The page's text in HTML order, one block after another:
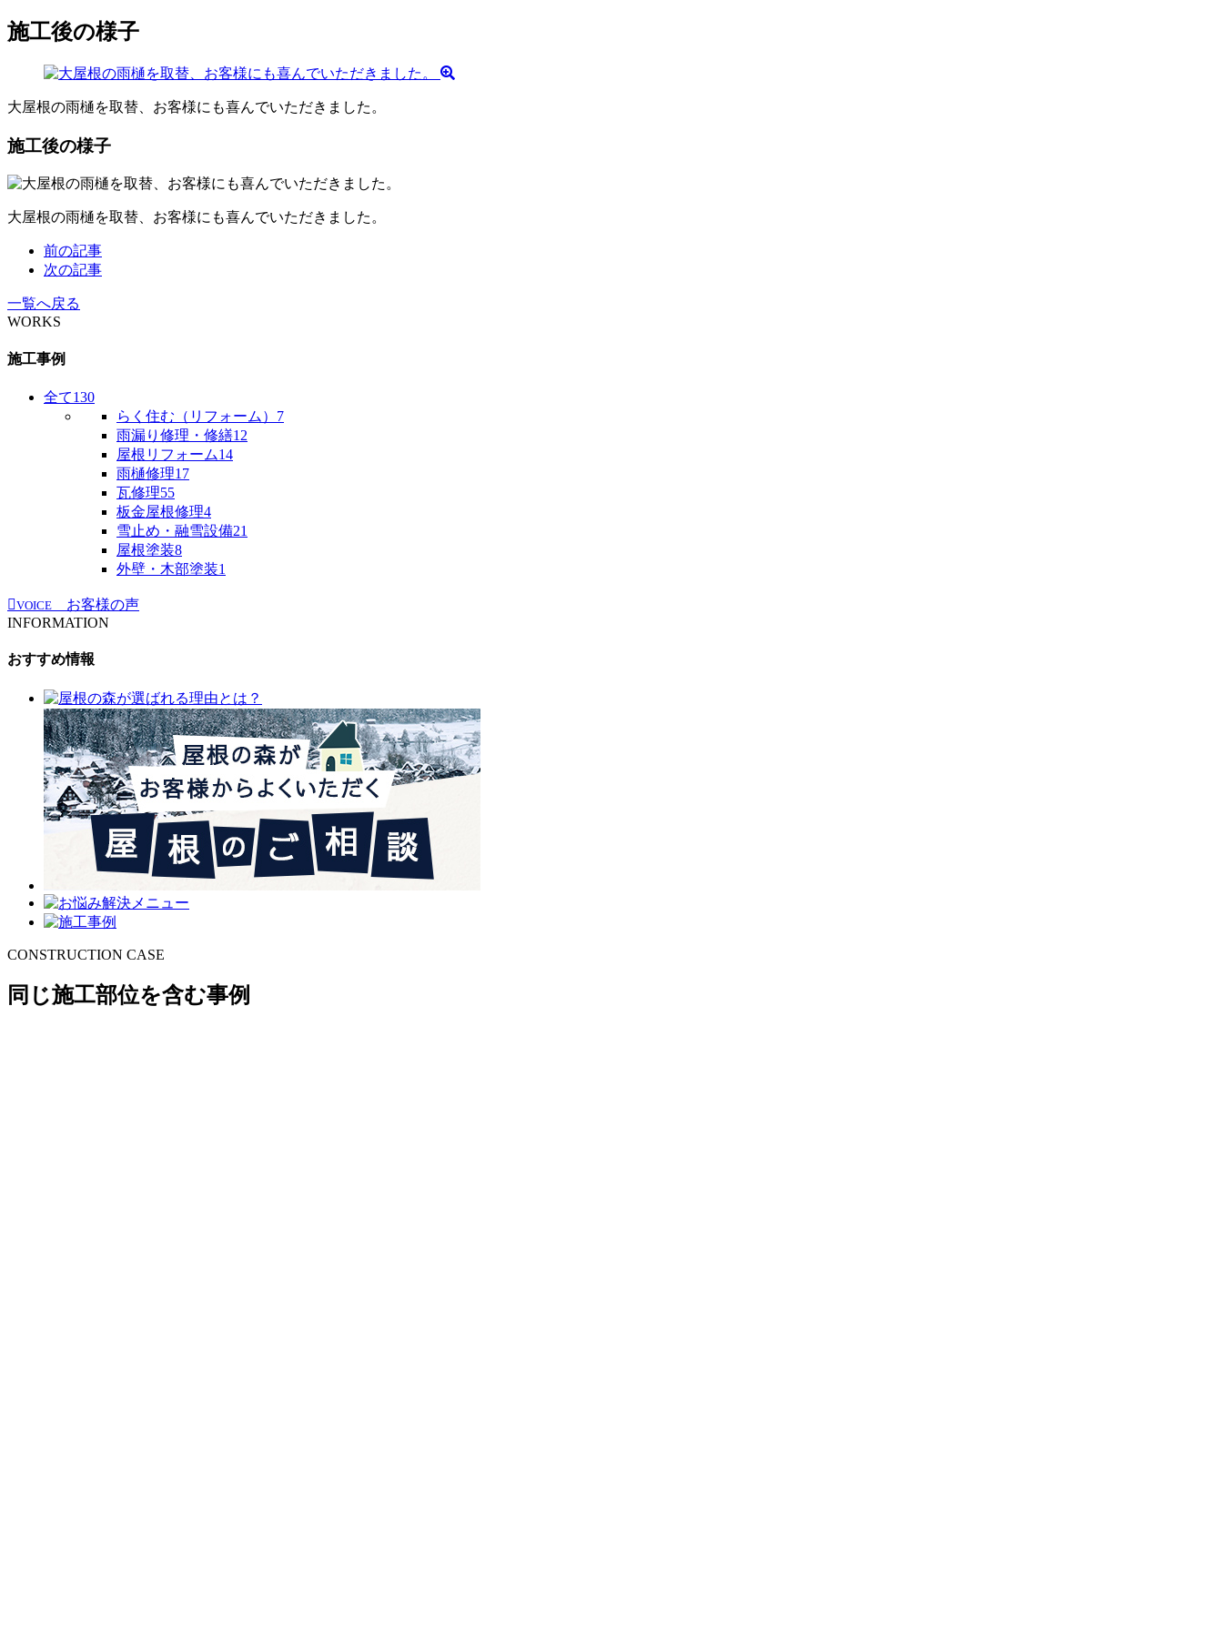
施工後の様子
大屋根の雨樋を取替、お客様にも喜んでいただきました。
施工後の様子
大屋根の雨樋を取替、お客様にも喜んでいただきました。
前の記事
次の記事
一覧へ戻る
WORKS
施工事例
全て130
らく住む（リフォーム） 7
雨漏り修理・修繕12
屋根リフォーム14
雨樋修理17
瓦修理55
板金屋根修理4
雪止め・融雪設備21
屋根塗装8
外壁・木部塗装1
VOICE
お客様の声
INFORMATION
おすすめ情報
CONSTRUCTION CASE
同じ施工部位を含む事例